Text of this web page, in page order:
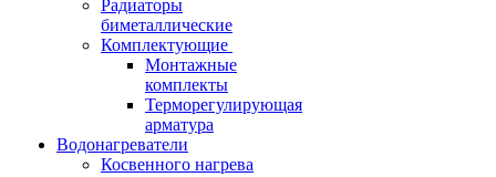
Радиаторы
биметаллические
Комплектующие
Монтажные
комплекты
Терморегулирующая
арматура
Водонагреватели
Косвенного нагрева